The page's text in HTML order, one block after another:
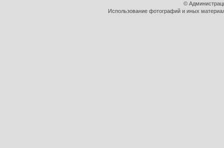
©
Использование фотографий и иных